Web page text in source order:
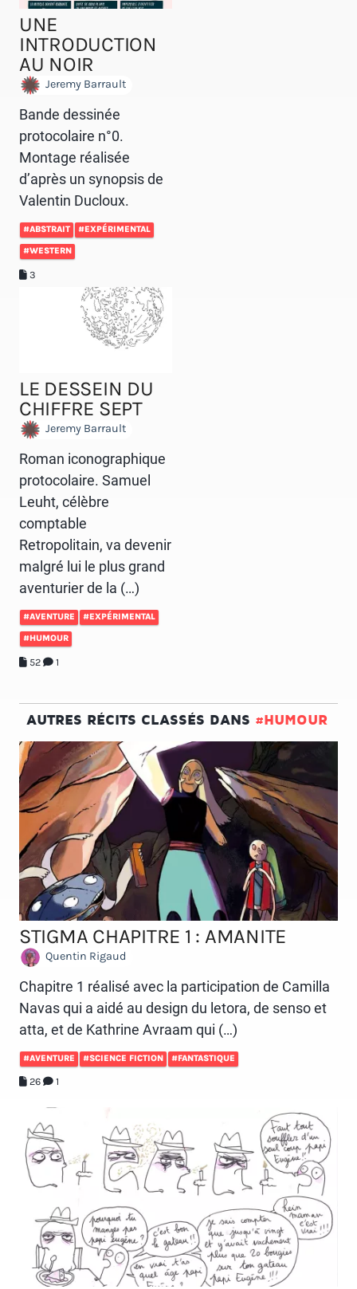
UNE
INTRODUCTION
AU NOIR
Jeremy Barrault
Bande dessinée
protocolaire n°0.
Montage réalisée
d’après un synopsis de
Valentin Ducloux.
#ABSTRAIT #EXPÉRIMENTAL
#WESTERN
3
LE DESSEIN DU
CHIFFRE SEPT
Jeremy Barrault
Roman iconographique
protocolaire. Samuel
Leuht, célèbre
comptable
Retropolitain, va devenir
malgré lui le plus grand
aventurier de la (…)
#AVENTURE #EXPÉRIMENTAL
#HUMOUR
52 1
AUTRES RÉCITS CLASSÉS DANS #HUMOUR
STIGMA CHAPITRE 1 : AMANITE
Quentin Rigaud
Chapitre 1 réalisé avec la participation de Camilla
Navas qui a aidé au design du letora, de senso et
atta, et de Kathrine Avraam qui (…)
#AVENTURE #SCIENCE FICTION #FANTASTIQUE
26 1